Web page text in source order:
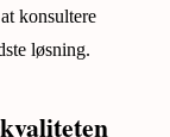
konsultere
løsning.